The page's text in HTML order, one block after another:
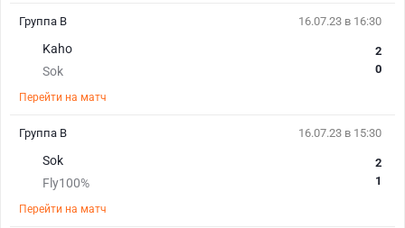
16.07.23 в 16:30
Kaho
Sok
2
0
Перейти на матч
Группа B
16.07.23 в 15:30
Sok
Fly100%
2
1
Перейти на матч
Группа B